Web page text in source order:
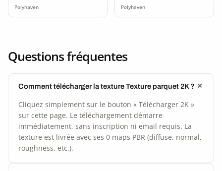
Polyhaven Polyhaven
Questions fréquentes
Comment télécharger la texture Texture parquet 2K ?
Cliquez simplement sur le bouton « Télécharger 2K »
sur cette page. Le téléchargement démarre
immédiatement, sans inscription ni email requis. La
texture est livrée avec ses 0 maps PBR (diffuse, normal,
roughness, etc.).